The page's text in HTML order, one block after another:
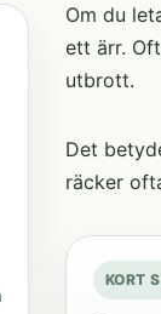
Om du
ett ärr.
utbrott.
Det
räcker
KORT